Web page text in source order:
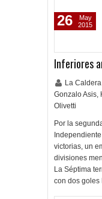
Inferiores
La
Gonzalo Asis,
Olivetti
Por la
victorias, un
divisiones
La Séptima
con dos
26
May
2015